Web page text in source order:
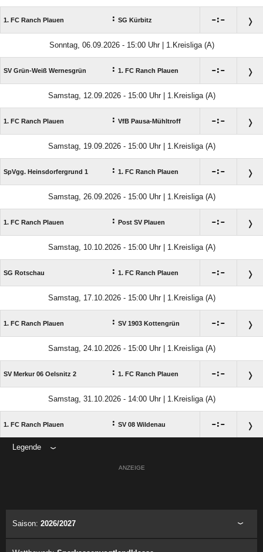
1. FC Ranch Plauen : SG Kürbitz :
Sonntag, 06.09.2026 - 15:00 Uhr | 1.Kreisliga (A)
SV Grün-Weiß Wernesgrün : 1. FC Ranch Plauen :
Samstag, 12.09.2026 - 15:00 Uhr | 1.Kreisliga (A)
1. FC Ranch Plauen : VfB Pausa-Mühltroff :
Samstag, 19.09.2026 - 15:00 Uhr | 1.Kreisliga (A)
SpVgg. Heinsdorfergrund 1 : 1. FC Ranch Plauen :
Samstag, 26.09.2026 - 15:00 Uhr | 1.Kreisliga (A)
1. FC Ranch Plauen : Post SV Plauen :
Samstag, 10.10.2026 - 15:00 Uhr | 1.Kreisliga (A)
SG Rotschau : 1. FC Ranch Plauen :
Samstag, 17.10.2026 - 15:00 Uhr | 1.Kreisliga (A)
1. FC Ranch Plauen : SV 1903 Kottengrün :
Samstag, 24.10.2026 - 15:00 Uhr | 1.Kreisliga (A)
SV Merkur 06 Oelsnitz 2 : 1. FC Ranch Plauen :
Samstag, 31.10.2026 - 14:00 Uhr | 1.Kreisliga (A)
1. FC Ranch Plauen : SV 08 Wildenau :
Legende
ANZEIGE
Saison: 2026/2027